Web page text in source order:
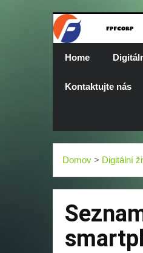
Home
Kontaktujte nás
Domov > Digitální